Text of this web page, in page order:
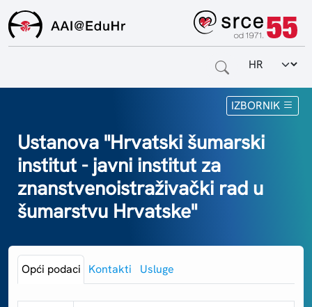
Odabir
IZBORNIK
Za krajnje korisnike
Za davatelje usluga
Za matične ustanove
Kontakt
Ustanova "Hrvatski šumarski
institut - javni institut za
znanstvenoistraživački rad u
šumarstvu Hrvatske"
Opći podaci Kontakti Usluge